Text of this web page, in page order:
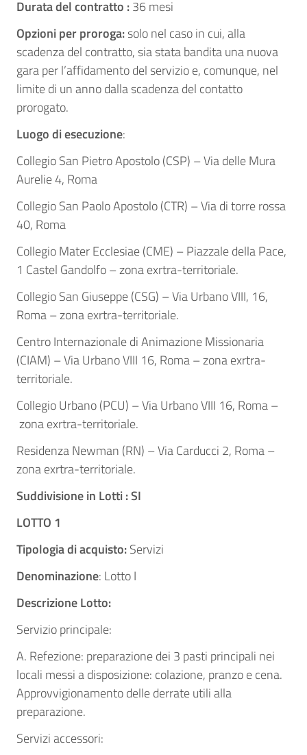
Durata del contratto :36 mesi
Opzioni per proroga:solo nel caso in cui, alla
scadenza del contratto, sia stata bandita una nuova
gara per l’affidamento del servizio e, comunque, nel
limite di un anno dalla scadenza del contatto
prorogato.
Luogo di esecuzione:
Collegio San Pietro Apostolo (CSP) – Via delle Mura
Aurelie 4, Roma
Collegio San Paolo Apostolo (CTR) – Via di torre rossa
40, Roma
Collegio Mater Ecclesiae (CME) – Piazzale della Pace,
1 Castel Gandolfo – zona exrtra-territoriale.
Collegio San Giuseppe (CSG) – Via Urbano VIII, 16,
Roma – zona exrtra-territoriale.
Centro Internazionale di Animazione Missionaria
(CIAM) – Via Urbano VIII 16, Roma – zona exrtra-
territoriale.
Collegio Urbano (PCU) – Via Urbano VIII 16, Roma –
zona exrtra-territoriale.
Residenza Newman (RN) – Via Carducci 2, Roma –
zona exrtra-territoriale.
Suddivisione in Lotti : SI
LOTTO 1
Tipologia di acquisto:Servizi
Denominazione: Lotto I
Descrizione Lotto:
Servizio principale:
A. Refezione: preparazione dei 3 pasti principali nei
locali messi a disposizione: colazione, pranzo e cena.
Approvvigionamento delle derrate utili alla
preparazione.
Servizi accessori: